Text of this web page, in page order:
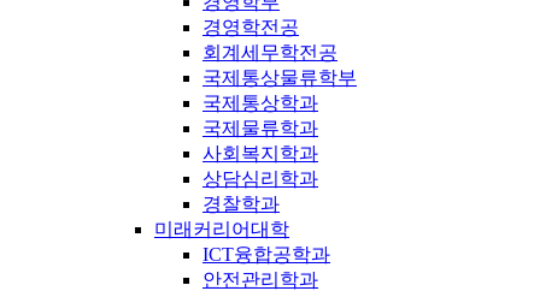
경영학전공
회계세무학전공
국제통상물류학부
국제통상학과
국제물류학과
사회복지학과
상담심리학과
경찰학과
미래커리어대학
ICT융합공학과
안전관리학과